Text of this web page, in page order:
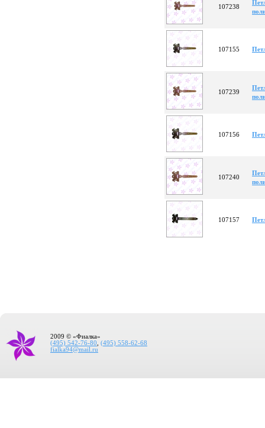
107238
107155
107239
107156
107240
107157
2009 © «Фиалка»
(495) 542-76-80
(495) 558-62-68
fialka94@mail.ru